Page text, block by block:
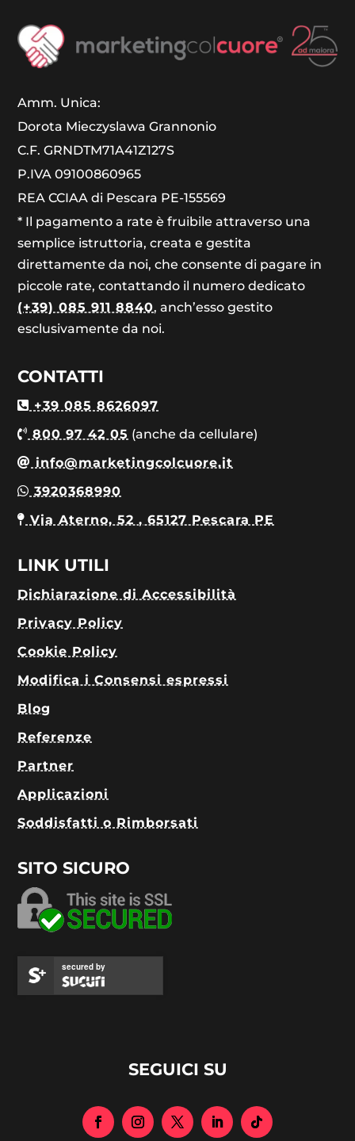
Amm. Unica:
Dorota Mieczyslawa Grannonio
C.F. GRNDTM71A41Z127S
P.IVA 09100860965
REA CCIAA di Pescara PE-155569
* Il pagamento a rate è fruibile attraverso una
semplice istruttoria, creata e gestita
direttamente da noi, che consente di pagare in
piccole rate, contattando il numero dedicato
(+39) 085 911 8840, anch’esso gestito
esclusivamente da noi.
CONTATTI
+39 085 8626097
800 97 42 05 (anche da cellulare)
info@marketingcolcuore.it
3920368990
Via Aterno, 52 , 65127 Pescara PE
LINK UTILI
Dichiarazione di Accessibilità
Privacy Policy
Cookie Policy
Modifica i Consensi espressi
Blog
Referenze
Partner
Applicazioni
Soddisfatti o Rimborsati
SITO SICURO
secured by
SEGUICI SU